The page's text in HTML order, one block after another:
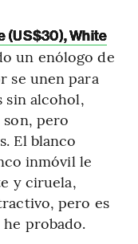
(US$30), White
un enólogo de
se unen para
sin alcohol,
son, pero
El blanco
inmóvil le
y ciruela,
pero es
probado.